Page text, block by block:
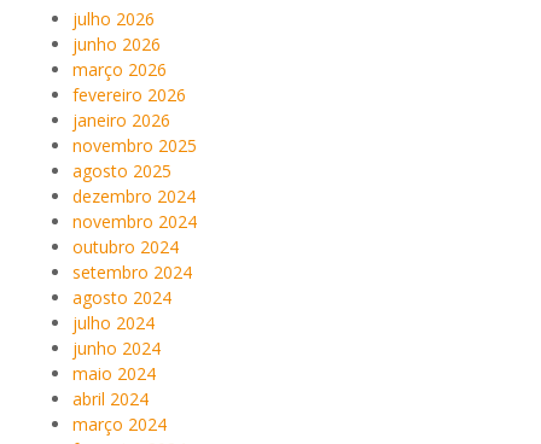
julho 2026
junho 2026
março 2026
fevereiro 2026
janeiro 2026
novembro 2025
agosto 2025
dezembro 2024
novembro 2024
outubro 2024
setembro 2024
agosto 2024
julho 2024
junho 2024
maio 2024
abril 2024
março 2024